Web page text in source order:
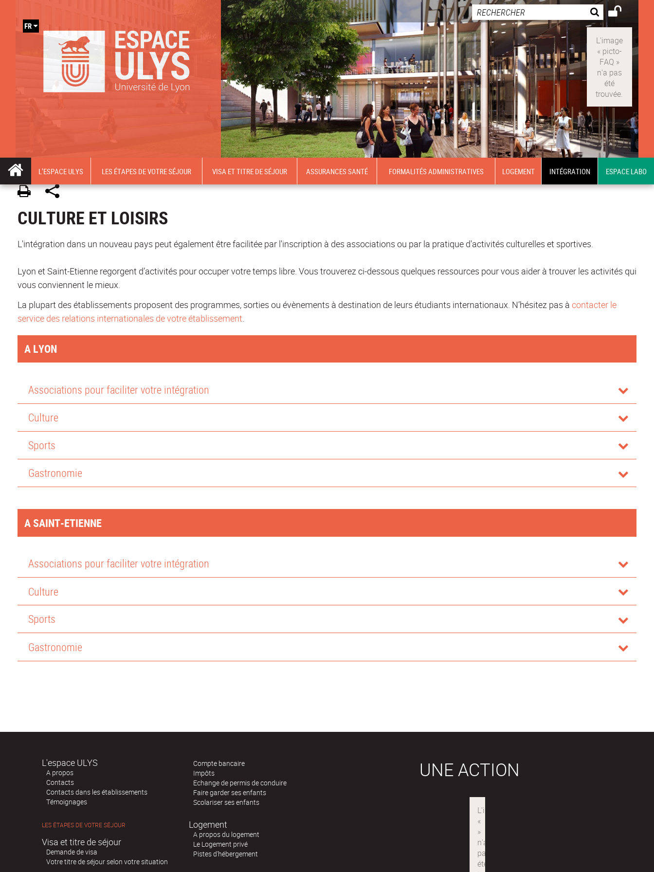
FR
L'ESPACE ULYS LES ÉTAPES DE VOTRE SÉJOUR VISA ET TITRE DE SÉJOUR ASSURANCES SANTÉ FORMALITÉS ADMINISTRATIVES LOGEMENT INTÉGRATION ESPACE LABO
CULTURE ET LOISIRS
L'intégration dans un nouveau pays peut également être facilitée par l'inscription à des associations ou par la pratique d'activités culturelles et sportives.
Lyon et Saint-Etienne regorgent d’activités pour occuper votre temps libre. Vous trouverez ci-dessous quelques ressources pour vous aider à trouver les activités qui
vous conviennent le mieux.
La plupart des établissements proposent des programmes, sorties ou évènements à destination de leurs étudiants internationaux. N’hésitez pas à contacter le
service des relations internationales de votre établissement
A LYON
Associations pour faciliter votre intégration
Culture
Sports
Gastronomie
A SAINT-ETIENNE
Associations pour faciliter votre intégration
Culture
Sports
Gastronomie
L'espace ULYS
A propos
Contacts
Contacts dans les établissements
Témoignages
LES ÉTAPES DE VOTRE SÉJOUR
Visa et titre de séjour
Demande de visa
Votre titre de séjour selon votre situation
Compte bancaire
Impôts
Echange de permis de conduire
Faire garder ses enfants
Scolariser ses enfants
Logement
A propos du logement
Le Logement privé
Pistes d'hébergement
UNE ACTION